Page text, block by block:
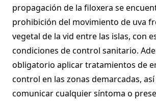
propagación de la filoxera se
prohibición del movimiento de uva
vegetal de la vid entre las islas, con
condiciones de control sanitario.
obligatorio aplicar tratamientos de
control en las zonas demarcadas,
comunicar cualquier síntoma o